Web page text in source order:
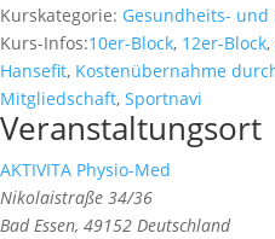
Kurskategorie: Gesundheits- und
Kurs-Infos:10er-Block, 12er-Block,
Hansefit, Kostenübernahme
Mitgliedschaft, Sportnavi
Veranstaltungsort
AKTIVITA Physio-Med
Nikolaistraße 34/36
Bad Essen, 49152 Deutschland